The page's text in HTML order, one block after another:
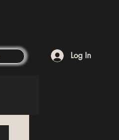
Log In